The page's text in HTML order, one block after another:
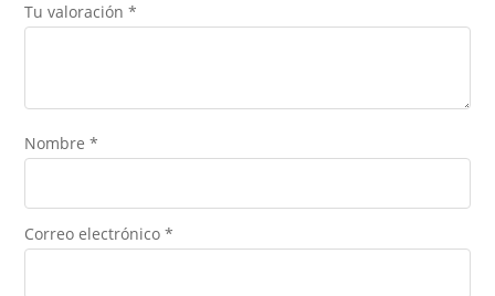
Tu valoración*
Nombre*
Correo electrónico*